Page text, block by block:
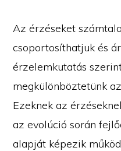
Az érzéseket
csoportosíthatjuk és
érzelemkutatás
megkülönböztetünk
Ezeknek az
az evolúció során
alapját képezik